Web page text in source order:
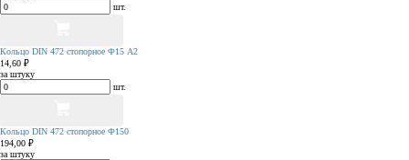
шт.
Кольцо DIN 472 стопорное Ф15 А2
14,60 ₽
за штуку
шт.
Кольцо DIN 472 стопорное Ф150
194,00 ₽
за штуку